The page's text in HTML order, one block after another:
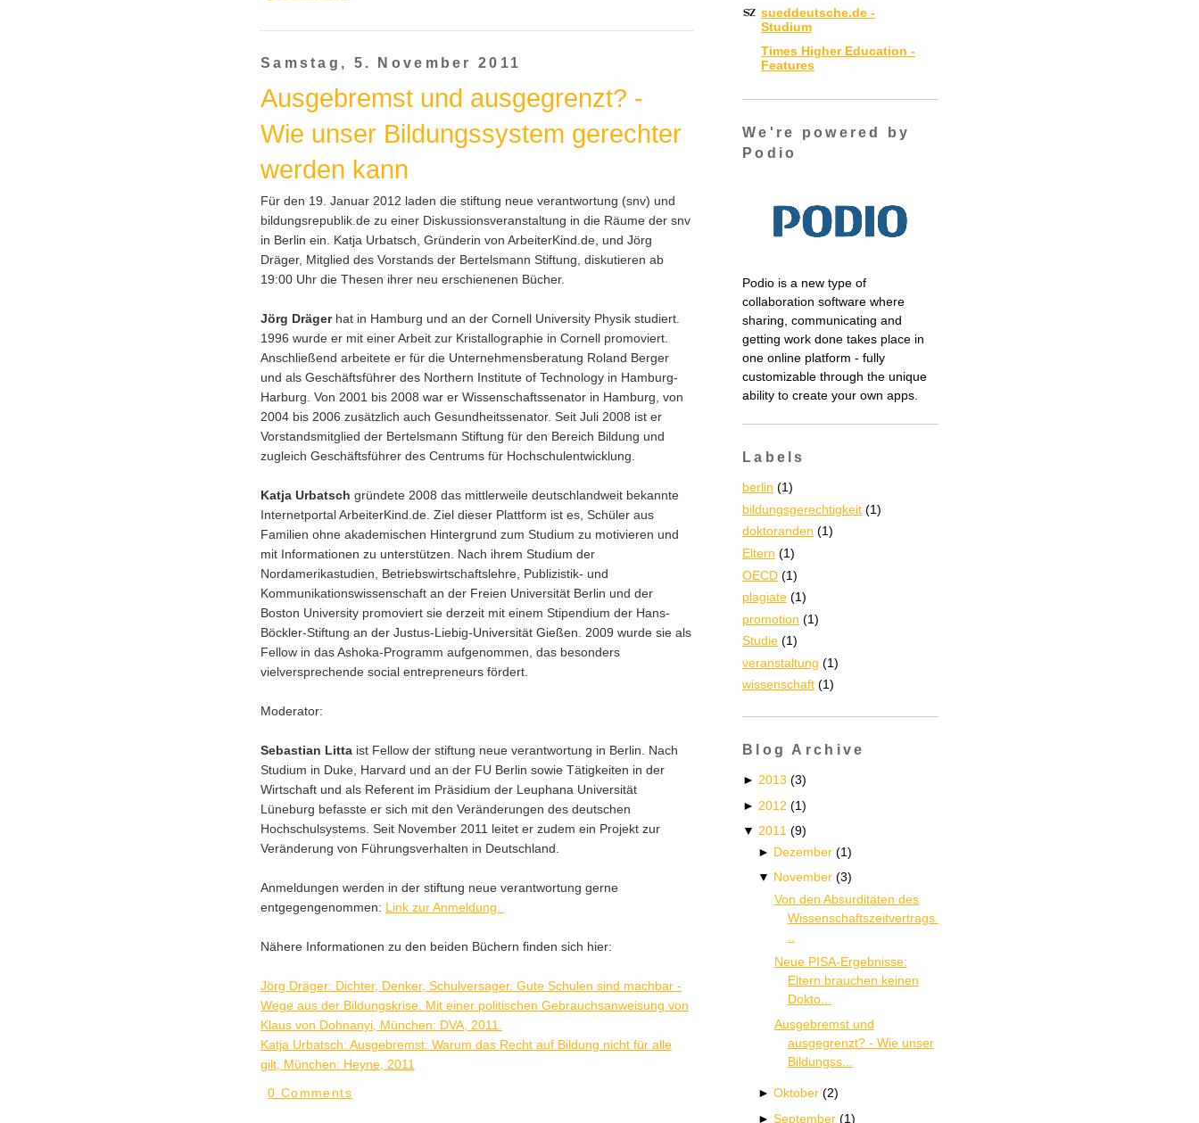
Samstag, 5. November 2011
Ausgebremst und ausgegrenzt? -
Wie unser Bildungssystem gerechter
werden kann
Für den 19. Januar 2012 laden die stiftung neue verantwortung (snv) und
bildungsrepublik.de zu einer Diskussionsveranstaltung in die Räume der snv
in Berlin ein. Katja Urbatsch, Gründerin von ArbeiterKind.de, und Jörg
Dräger, Mitglied des Vorstands der Bertelsmann Stiftung, diskutieren ab
19:00 Uhr die Thesen ihrer neu erschienenen Bücher.
Jörg Drägerhat in Hamburg und an der Cornell University Physik studiert.
1996 wurde er mit einer Arbeit zur Kristallographie in Cornell promoviert.
Anschließend arbeitete er für die Unternehmensberatung Roland Berger
und als Geschäftsführer des Northern Institute of Technology in Hamburg-
Harburg. Von 2001 bis 2008 war er Wissenschaftssenator in Hamburg, von
2004 bis 2006 zusätzlich auch Gesundheitssenator. Seit Juli 2008 ist er
Vorstandsmitglied der Bertelsmann Stiftung für den Bereich Bildung und
zugleich Geschäftsführer des Centrums für Hochschulentwicklung.
Katja Urbatsch gründete 2008 das mittlerweile deutschlandweit bekannte
Internetportal ArbeiterKind.de. Ziel dieser Plattform ist es, Schüler aus
Familien ohne akademischen Hintergrund zum Studium zu motivieren und
mit Informationen zu unterstützen. Nach ihrem Studium der
Nordamerikastudien, Betriebswirtschaftslehre, Publizistik- und
Kommunikationswissenschaft an der Freien Universität Berlin und der
Boston University promoviert sie derzeit mit einem Stipendium der Hans-
Böckler-Stiftung an der Justus-Liebig-Universität Gießen. 2009 wurde sie als
Fellow in das Ashoka-Programm aufgenommen, das besonders
vielversprechende social entrepreneurs fördert.
Moderator:
Sebastian Litta ist Fellow der stiftung neue verantwortung in Berlin. Nach
Studium in Duke, Harvard und an der FU Berlin sowie Tätigkeiten in der
Wirtschaft und als Referent im Präsidium der Leuphana Universität
Lüneburg befasste er sich mit den Veränderungen des deutschen
Hochschulsystems. Seit November 2011 leitet er zudem ein Projekt zur
Veränderung von Führungsverhalten in Deutschland.
Anmeldungen werden in der stiftung neue verantwortung gerne
entgegengenommen: Link zur Anmeldung.
Nähere Informationen zu den beiden Büchern finden sich hier:
Jörg Dräger: Dichter, Denker, Schulversager. Gute Schulen sind machbar -
Wege aus der Bildungskrise. Mit einer politischen Gebrauchsanweisung von
Klaus von Dohnanyi, München: DVA, 2011.
Katja Urbatsch: Ausgebremst: Warum das Recht auf Bildung nicht für alle
gilt, München: Heyne, 2011
0 Comments
sueddeutsche.de -
Studium
Times Higher Education -
Features
We're powered by
Podio
Podio is a new type of
collaboration software where
sharing, communicating and
getting work done takes place in
one online platform - fully
customizable through the unique
ability to create your own apps.
Labels
berlin (1)
bildungsgerechtigkeit (1)
doktoranden (1)
Eltern (1)
OECD (1)
plagiate (1)
promotion (1)
Studie (1)
veranstaltung (1)
wissenschaft (1)
Blog Archive
► 2013 (3)
► 2012 (1)
▼ 2011 (9)
► Dezember (1)
▼ November (3)
Von den Absurditäten des
Wissenschaftszeitvertrags.
Neue PISA-Ergebnisse:
Eltern brauchen keinen
Dokto...
Ausgebremst und
ausgegrenzt? - Wie unser
Bildungss...
►Oktober (2)
►September (1)